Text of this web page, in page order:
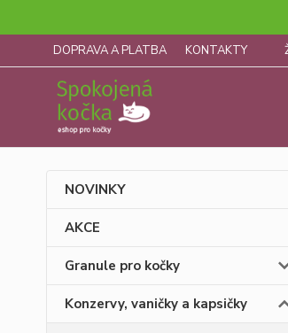
DOPRAVA A PLATBA KONTAKTY
NOVINKY
AKCE
Granule pro kočky
Konzervy, vaničky a kapsičky